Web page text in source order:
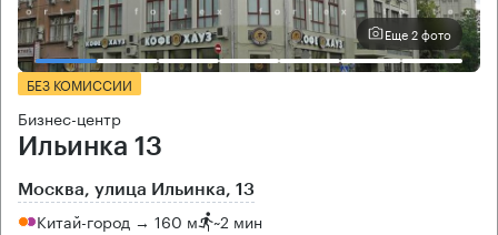
Еще 2 фото
БЕЗ КОМИССИИ
Бизнес-центр
Ильинка 13
Москва, улица Ильинка, 13
Китай-город → 160 м ~2 мин